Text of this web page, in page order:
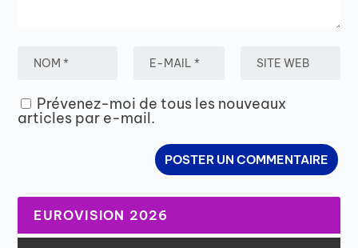
Prévenez-moi de tous les nouveaux
articles par e-mail.
EUROVISION 2026